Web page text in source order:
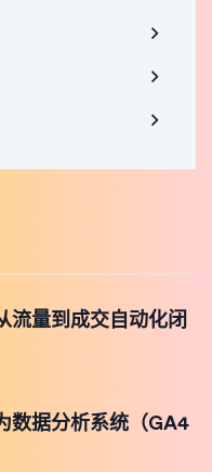
流量到成交自动化闭
数据分析系统（GA4